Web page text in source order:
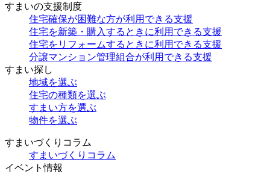
すまいの支援制度
住宅確保が困難な方が利用できる支援
住宅を新築・購入するときに利用できる支援
住宅をリフォームするときに利用できる支援
分譲マンション管理組合が利用できる支援
すまい探し
地域を選ぶ
住宅の種類を選ぶ
すまい方を選ぶ
物件を選ぶ
すまいづくりコラム
すまいづくりコラム
イベント情報